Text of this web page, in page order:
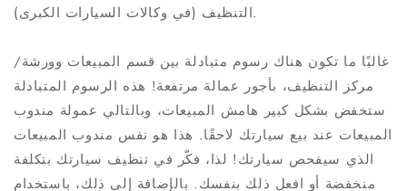
التنظيف (في وكالات السيارات الكبرى).
غالبًا ما تكون هناك رسوم متبادلة بين قسم المبيعات وورشة/
مركز التنظيف، بأجور عمالة مرتفعة! هذه الرسوم المتبادلة
ستخفض بشكل كبير هامش المبيعات، وبالتالي عمولة مندوب
المبيعات عند بيع سيارتك لاحقًا. هذا هو نفس مندوب المبيعات
الذي سيفحص سيارتك! لذا، فكّر في تنظيف سيارتك بتكلفة
منخفضة أو افعل ذلك بنفسك. بالإضافة إلى ذلك، باستخدام